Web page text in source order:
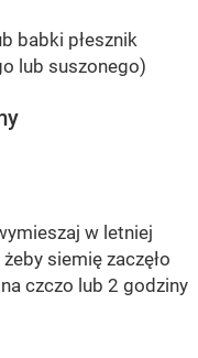
babki płesznik
lub suszonego)
w letniej
siemię zaczęło
czczo lub 2 godziny